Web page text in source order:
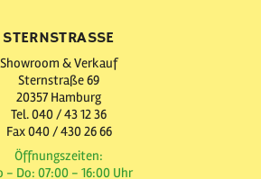
STERNSTRASSE
Showroom & Verkauf
Sternstraße 69
20357 Hamburg
Tel. 040 / 43 12 36
Fax 040 / 430 26 66
Öffnungszeiten:
- Do: 07:00 - 16:00 Uhr